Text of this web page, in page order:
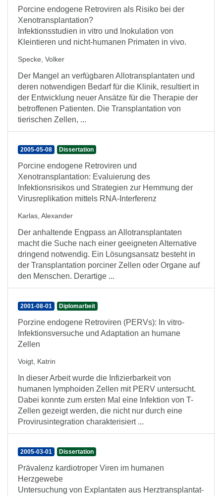
Porcine endogene Retroviren als Risiko bei der
Xenotransplantation?
Infektionsstudien in vitro und Inokulation von
Kleintieren und nicht-humanen Primaten in vivo.
Specke, Volker
Der Mangel an verfügbaren Allotransplantaten und
deren notwendigen Bedarf für die Klinik, resultiert in
der Entwicklung neuer Ansätze für die Therapie der
betroffenen Patienten. Die Transplantation von
tierischen Zellen, ...
2005-05-08 Dissertation
Porcine endogene Retroviren und
Xenotransplantation: Evaluierung des
Infektionsrisikos und Strategien zur Hemmung der
Virusreplikation mittels RNA-Interferenz
Karlas, Alexander
Der anhaltende Engpass an Allotransplantaten
macht die Suche nach einer geeigneten Alternative
dringend notwendig. Ein Lösungsansatz besteht in
der Transplantation porciner Zellen oder Organe auf
den Menschen. Derartige ...
2001-08-01 Diplomarbeit
Porzine endogene Retroviren (PERVs): In vitro-
Infektionsversuche und Adaptation an humane
Zellen
Voigt, Katrin
In dieser Arbeit wurde die Infizierbarkeit von
humanen lymphoiden Zellen mit PERV untersucht.
Dabei konnte zum ersten Mal eine Infektion von T-
Zellen gezeigt werden, die nicht nur durch eine
Provirusintegration charakterisiert ...
2005-03-01 Dissertation
Prävalenz kardiotroper Viren im humanen
Herzgewebe
Untersuchung von Explantaten aus Herztransplantat-